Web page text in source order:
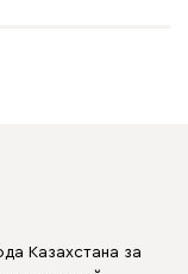
Казахстана за